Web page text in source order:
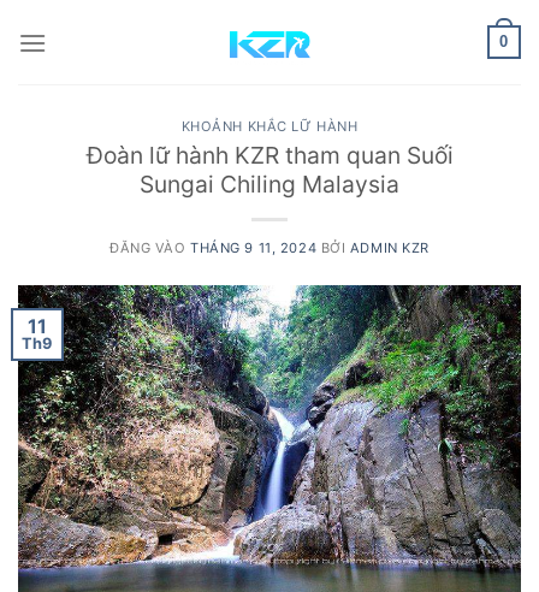
qua
0
KHOẢNH KHẮC LỮ HÀNH
Đoàn lữ hành KZR tham quan Suối
Sungai Chiling Malaysia
ĐĂNG VÀOTHÁNG 9 11, 2024 BỞI ADMIN KZR
11
Th9